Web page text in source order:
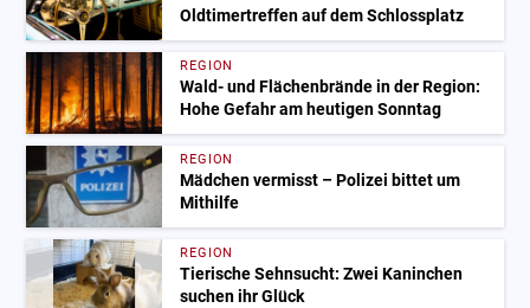
Oldtimertreffen auf dem Schlossplatz
REGION
Wald- und Flächenbrände in der Region:
Hohe Gefahr am heutigen Sonntag
REGION
Mädchen vermisst – Polizei bittet um
Mithilfe
REGION
Tierische Sehnsucht: Zwei Kaninchen
suchen ihr Glück